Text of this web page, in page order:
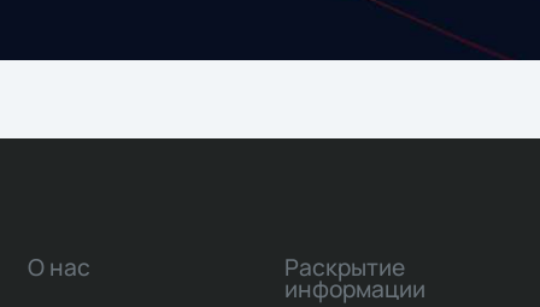
О нас Раскрытие
информации